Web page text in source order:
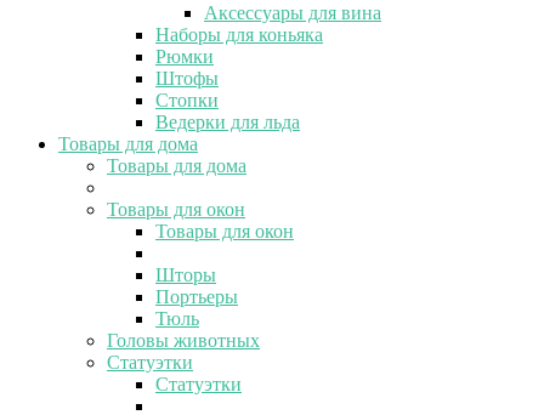
Аксессуары для вина
Наборы для коньяка
Рюмки
Штофы
Стопки
Ведерки для льда
Товары для дома
Товары для дома
Товары для окон
Товары для окон
Шторы
Портьеры
Тюль
Головы животных
Статуэтки
Статуэтки